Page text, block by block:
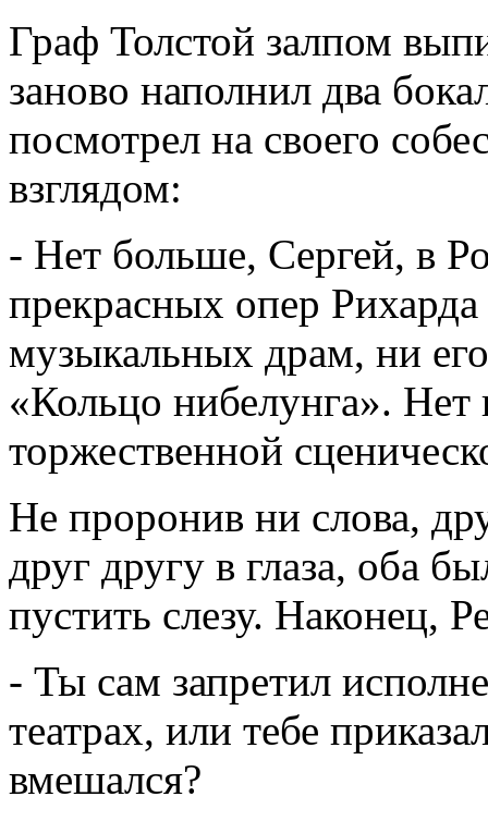
Граф Толстой залпом
заново наполнил два
посмотрел на своего
взглядом:
- Нет больше, Сергей, в
прекрасных опер
музыкальных драм, ни
«Кольцо нибелунга».
торжественной
Не проронив ни слова,
друг другу в глаза, оба
пустить слезу. Наконец,
- Ты сам запретил
театрах, или тебе
вмешался?